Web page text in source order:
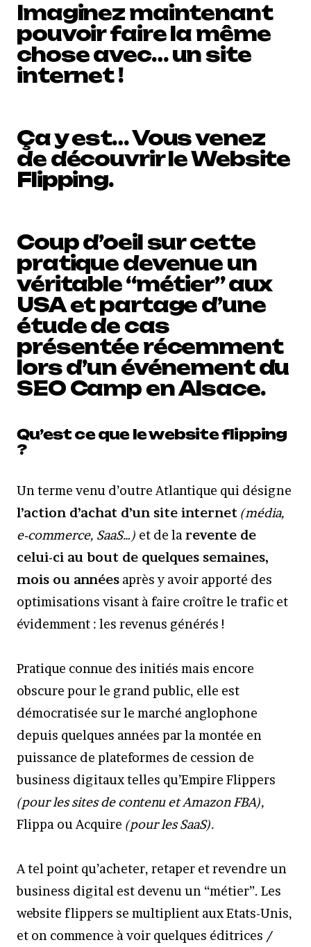
Imaginez maintenant
pouvoir faire la même
chose avec… un site
internet !
Ça y est… Vous venez
de découvrir le Website
Flipping.
Coup d’oeil sur cette
pratique devenue un
véritable “métier” aux
USA et partage d’une
étude de cas
présentée récemment
lors d’un événement du
SEO Camp en Alsace.
Qu’est ce que le website flipping
?
Un terme venu d’outre Atlantique qui désigne
l’action d’achat d’un site internet (média,
e-commerce, SaaS…) et de la revente de
celui-ci au bout de quelques semaines,
mois ou années après y avoir apporté des
optimisations visant à faire croître le trafic et
évidemment : les revenus générés !
Pratique connue des initiés mais encore
obscure pour le grand public, elle est
démocratisée sur le marché anglophone
depuis quelques années par la montée en
puissance de plateformes de cession de
business digitaux telles qu’Empire Flippers
(pour les sites de contenu et Amazon FBA),
Flippa ou Acquire (pour les SaaS).
A tel point qu’acheter, retaper et revendre un
business digital est devenu un “métier”. Les
website flippers se multiplient aux Etats-Unis,
et on commence à voir quelques éditrices /